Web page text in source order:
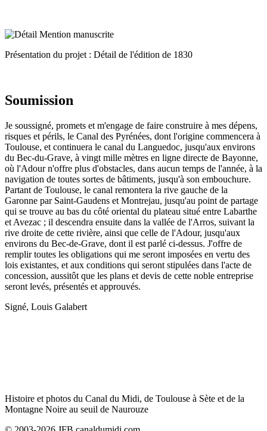
Présentation du projet : Détail de l'édition de 1830
Soumission
Je soussigné, promets et m'engage de faire construire à mes dépens,
risques et périls, le Canal des Pyrénées, dont l'origine commencera à
Toulouse, et continuera le canal du Languedoc, jusqu'aux environs
du Bec-du-Grave, à vingt mille mètres en ligne directe de Bayonne,
où l'Adour n'offre plus d'obstacles, dans aucun temps de l'année, à la
navigation de toutes sortes de bâtiments, jusqu'à son embouchure.
Partant de Toulouse, le canal remontera la rive gauche de la
Garonne par Saint-Gaudens et Montrejau, jusqu'au point de partage
qui se trouve au bas du côté oriental du plateau situé entre Labarthe
et Avezac ; il descendra ensuite dans la vallée de l'Arros, suivant la
rive droite de cette rivière, ainsi que celle de l'Adour, jusqu'aux
environs du Bec-de-Grave, dont il est parlé ci-dessus. J'offre de
remplir toutes les obligations qui me seront imposées en vertu des
lois existantes, et aux conditions qui seront stipulées dans l'acte de
concession, aussitôt que les plans et devis de cette noble entreprise
seront levés, présentés et approuvés.
Signé, Louis Galabert
Histoire et photos du Canal du Midi, de Toulouse à Sète et de la
Montagne Noire au seuil de Naurouze